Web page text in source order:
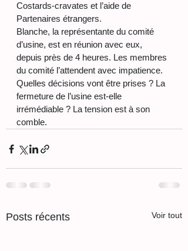
Costards-cravates et l’aide de
Partenaires étrangers.
​Blanche, la représentante du comité
d’usine, est en réunion avec eux,
depuis près de 4 heures. Les membres
du comité l’attendent avec impatience.
Quelles décisions vont être prises ? La
fermeture de l’usine est-elle
irrémédiable ? La tension est à son
comble.
Posts récents Voir tout